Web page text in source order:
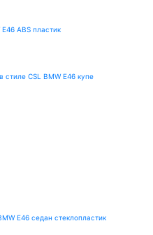
ABS пластик
CSL BMW E46 купе
E46 седан стеклопластик